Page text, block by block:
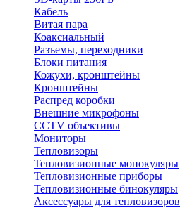
Кабель
Витая пара
Коаксиальный
Разъемы, переходники
Блоки питания
Кожухи, кронштейны
Кронштейны
Распред коробки
Внешние микрофоны
CCTV объективы
Мониторы
Тепловизоры
Тепловизионные монокуляры
Тепловизионные приборы
Тепловизионные бинокуляры
Аксессуары для тепловизоров